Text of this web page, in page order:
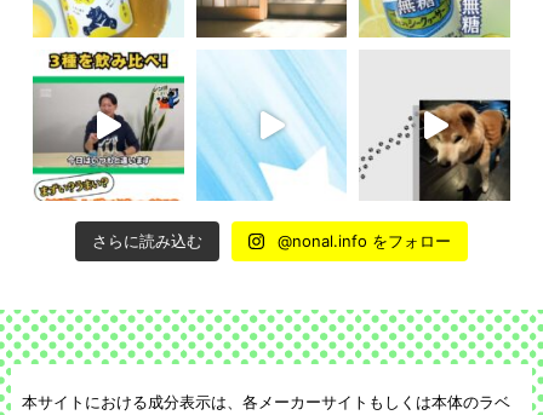
さらに読み込む @nonal.info をフォロー
本サイトにおける成分表示は、各メーカーサイトもしくは本体のラベ